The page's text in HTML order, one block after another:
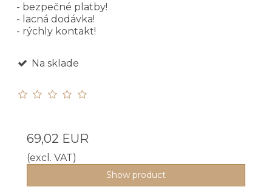
- bezpečné platby!
- lacná dodávka!
- rýchly kontakt!
Na sklade
69,02 EUR
(excl. VAT)
Show product